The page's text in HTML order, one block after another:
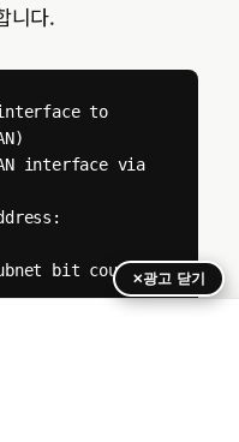
니다.
to
interface via
bit count: 광고 닫기